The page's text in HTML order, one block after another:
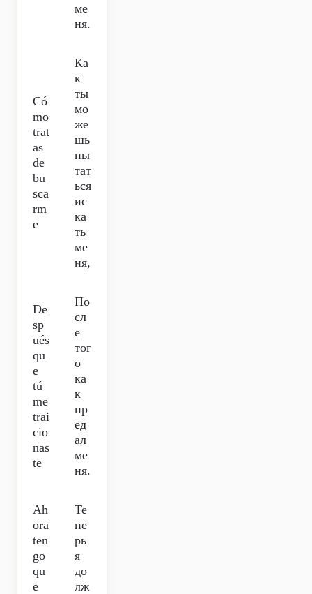
ме
ня.
Có
mo
trat
as
de
bu
sca
rm
e
Ка
к
ты
мо
же
шь
пы
тат
ься
ис
ка
ть
ме
ня,
De
sp
ués
qu
e
tú
me
trai
cio
nas
te
По
сл
е
тог
о
ка
к
пр
ед
ал
ме
ня.
Ah
ora
ten
go
qu
e
Те
пе
рь
я
до
лж